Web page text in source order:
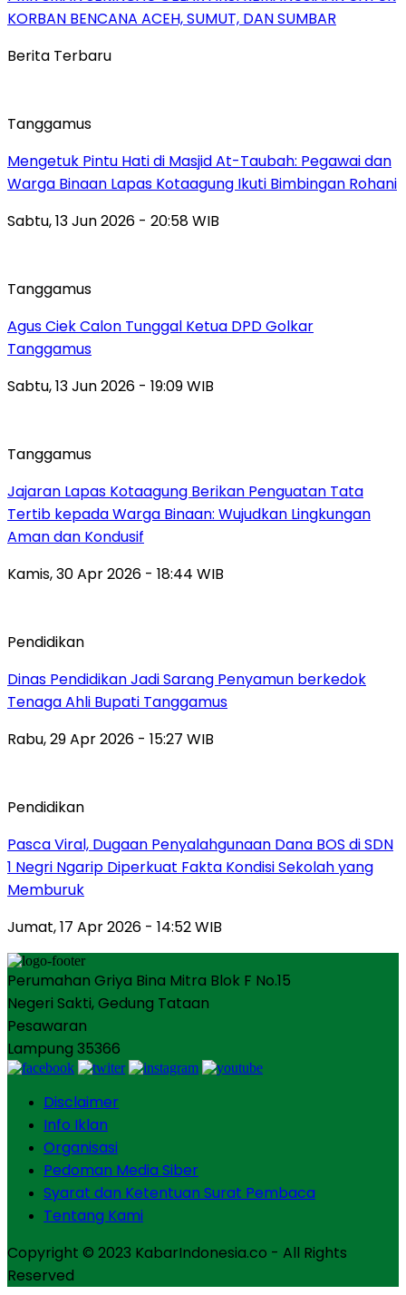
KORBAN BENCANA ACEH, SUMUT, DAN SUMBAR
Berita Terbaru
Tanggamus
Mengetuk Pintu Hati di Masjid At-Taubah: Pegawai dan
Warga Binaan Lapas Kotaagung Ikuti Bimbingan Rohani
Sabtu, 13 Jun 2026 - 20:58 WIB
Tanggamus
Agus Ciek Calon Tunggal Ketua DPD Golkar
Tanggamus
Sabtu, 13 Jun 2026 - 19:09 WIB
Tanggamus
Jajaran Lapas Kotaagung Berikan Penguatan Tata
Tertib kepada Warga Binaan: Wujudkan Lingkungan
Aman dan Kondusif
Kamis, 30 Apr 2026 - 18:44 WIB
Pendidikan
Dinas Pendidikan Jadi Sarang Penyamun berkedok
Tenaga Ahli Bupati Tanggamus
Rabu, 29 Apr 2026 - 15:27 WIB
Pendidikan
Pasca Viral, Dugaan Penyalahgunaan Dana BOS di SDN
1 Negri Ngarip Diperkuat Fakta Kondisi Sekolah yang
Memburuk
Jumat, 17 Apr 2026 - 14:52 WIB
Perumahan Griya Bina Mitra Blok F No.15
Negeri Sakti, Gedung Tataan
Pesawaran
Lampung 35366
Disclaimer
Info Iklan
Organisasi
Pedoman Media Siber
Syarat dan Ketentuan Surat Pembaca
Tentang Kami
Copyright © 2023 KabarIndonesia.co - All Rights
Reserved